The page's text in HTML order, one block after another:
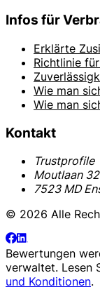
Infos für
Erklärte
Richtlinie
Wie man
Wie man
Kontakt
Trustprofile
Moutlaan 32
7523 MD
© 2026 Alle
Bewertungen
verwaltet. Lesen
und Konditionen.